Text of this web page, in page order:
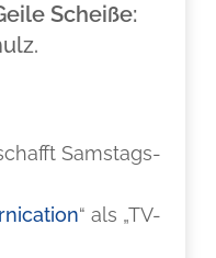
Scheiße:
Samstags-
“ als „TV-